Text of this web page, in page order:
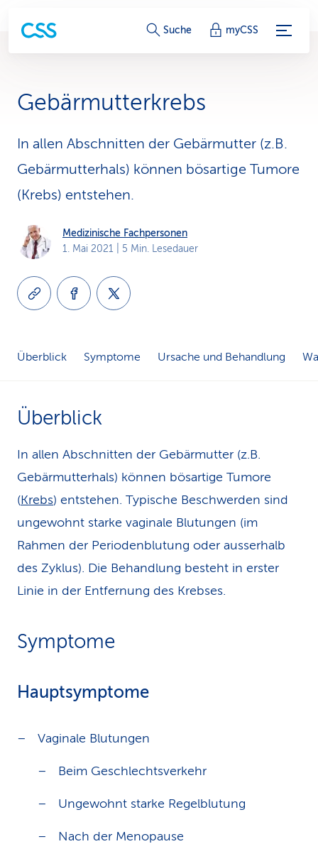
S
r
i
c
-
L
Suche myCSS
Gebärmutterkrebs
In allen Abschnitten der Gebärmutter (z.B.
Gebärmutterhals) können bösartige Tumore
(Krebs) entstehen.
Medizinische Fachpersonen
1. Mai 2021 | 5 Min. Lesedauer
Überblick Symptome Ursache und Behandlung
Überblick
In allen Abschnitten der Gebärmutter (z.B.
Gebärmutterhals) können bösartige Tumore
(Krebs) entstehen. Typische Beschwerden sind
ungewohnt starke vaginale Blutungen (im
Rahmen der Periodenblutung oder ausserhalb
des Zyklus). Die Behandlung besteht in erster
Linie in der Entfernung des Krebses.
Symptome
Hauptsymptome
Vaginale Blutungen
Beim Geschlechtsverkehr
Ungewohnt starke Regelblutung
Nach der Menopause